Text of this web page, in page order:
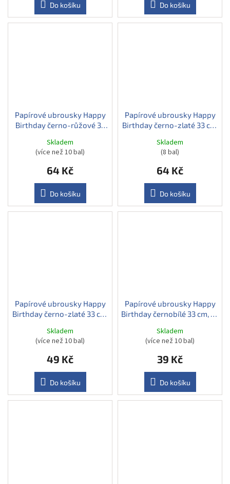
Do košíku Do košíku
Papírové ubrousky Happy
Birthday černo-růžové 33
Skladem
(více než 10 bal)
64 Kč
Do košíku
Papírové ubrousky Happy
Birthday černo-zlaté 33 cm,
Skladem
(8 bal)
64 Kč
Do košíku
Papírové ubrousky Happy
Birthday černo-zlaté 33 cm,
Skladem
(více než 10 bal)
49 Kč
Do košíku
Papírové ubrousky Happy
Birthday černobílé 33 cm, 20
Skladem
(více než 10 bal)
39 Kč
Do košíku